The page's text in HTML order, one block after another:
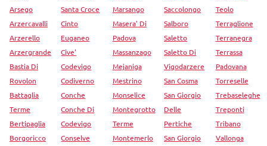
Arsego
Arzercavalli
Arzerello
Arzergrande
Bastia Di
Rovolon
Battaglia
Terme
Bertipaglia
Borgoricco
Santa Croce
Cinto
Euganeo
Cive'
Codevigo
Codiverno
Conche
Conche Di
Codevigo
Conselve
Marsango
Masera' Di
Padova
Massanzago
Mejaniga
Mestrino
Monselice
Montegrotto
Terme
Montemerlo
Saccolongo
Salboro
Saletto
Saletto Di
Vigodarzere
San Cosma
San Giorgio
Delle
Pertiche
San Giorgio
Teolo
Terraglione
Terranegra
Terrassa
Padovana
Torreselle
Trebaseleghe
Treponti
Tribano
Vallonga